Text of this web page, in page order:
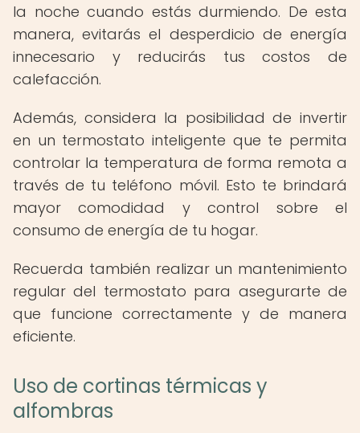
la noche cuando estás durmiendo. De esta
manera, evitarás el desperdicio de energía
innecesario y reducirás tus costos de
calefacción.
Además, considera la posibilidad de invertir
en un termostato inteligente que te permita
controlar la temperatura de forma remota a
través de tu teléfono móvil. Esto te brindará
mayor comodidad y control sobre el
consumo de energía de tu hogar.
Recuerda también realizar un mantenimiento
regular del termostato para asegurarte de
que funcione correctamente y de manera
eficiente.
Uso de cortinas térmicas y
alfombras